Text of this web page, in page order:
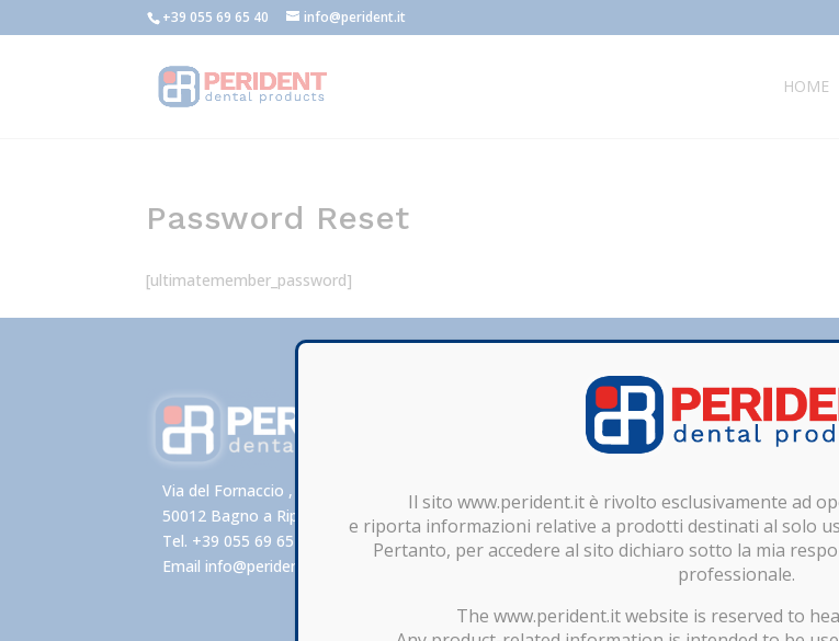
+39 055 69 65 40 info@perident.it
HOME
Password Reset
[ultimatemember_password]
Via del Fornaccio , 46/F – loc. Vallina
50012 Bagno a Ripoli FIRENZE – Italy
Tel. +39 055 69 65 40
Email info@perident.it
Il sito www.perident.it è rivolto esclusivamente ad
e riporta informazioni relative a prodotti destinati al solo
Pertanto, per accedere al sito dichiaro sotto la mia
professionale.
The www.perident.it website is reserved to